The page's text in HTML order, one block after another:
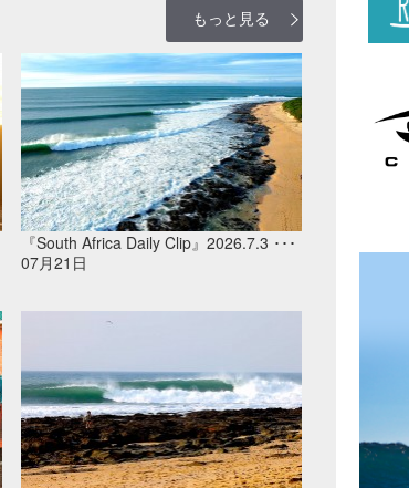
もっと見る
『South Africa Daily Clip』2026.7.3 ･･･
07月21日